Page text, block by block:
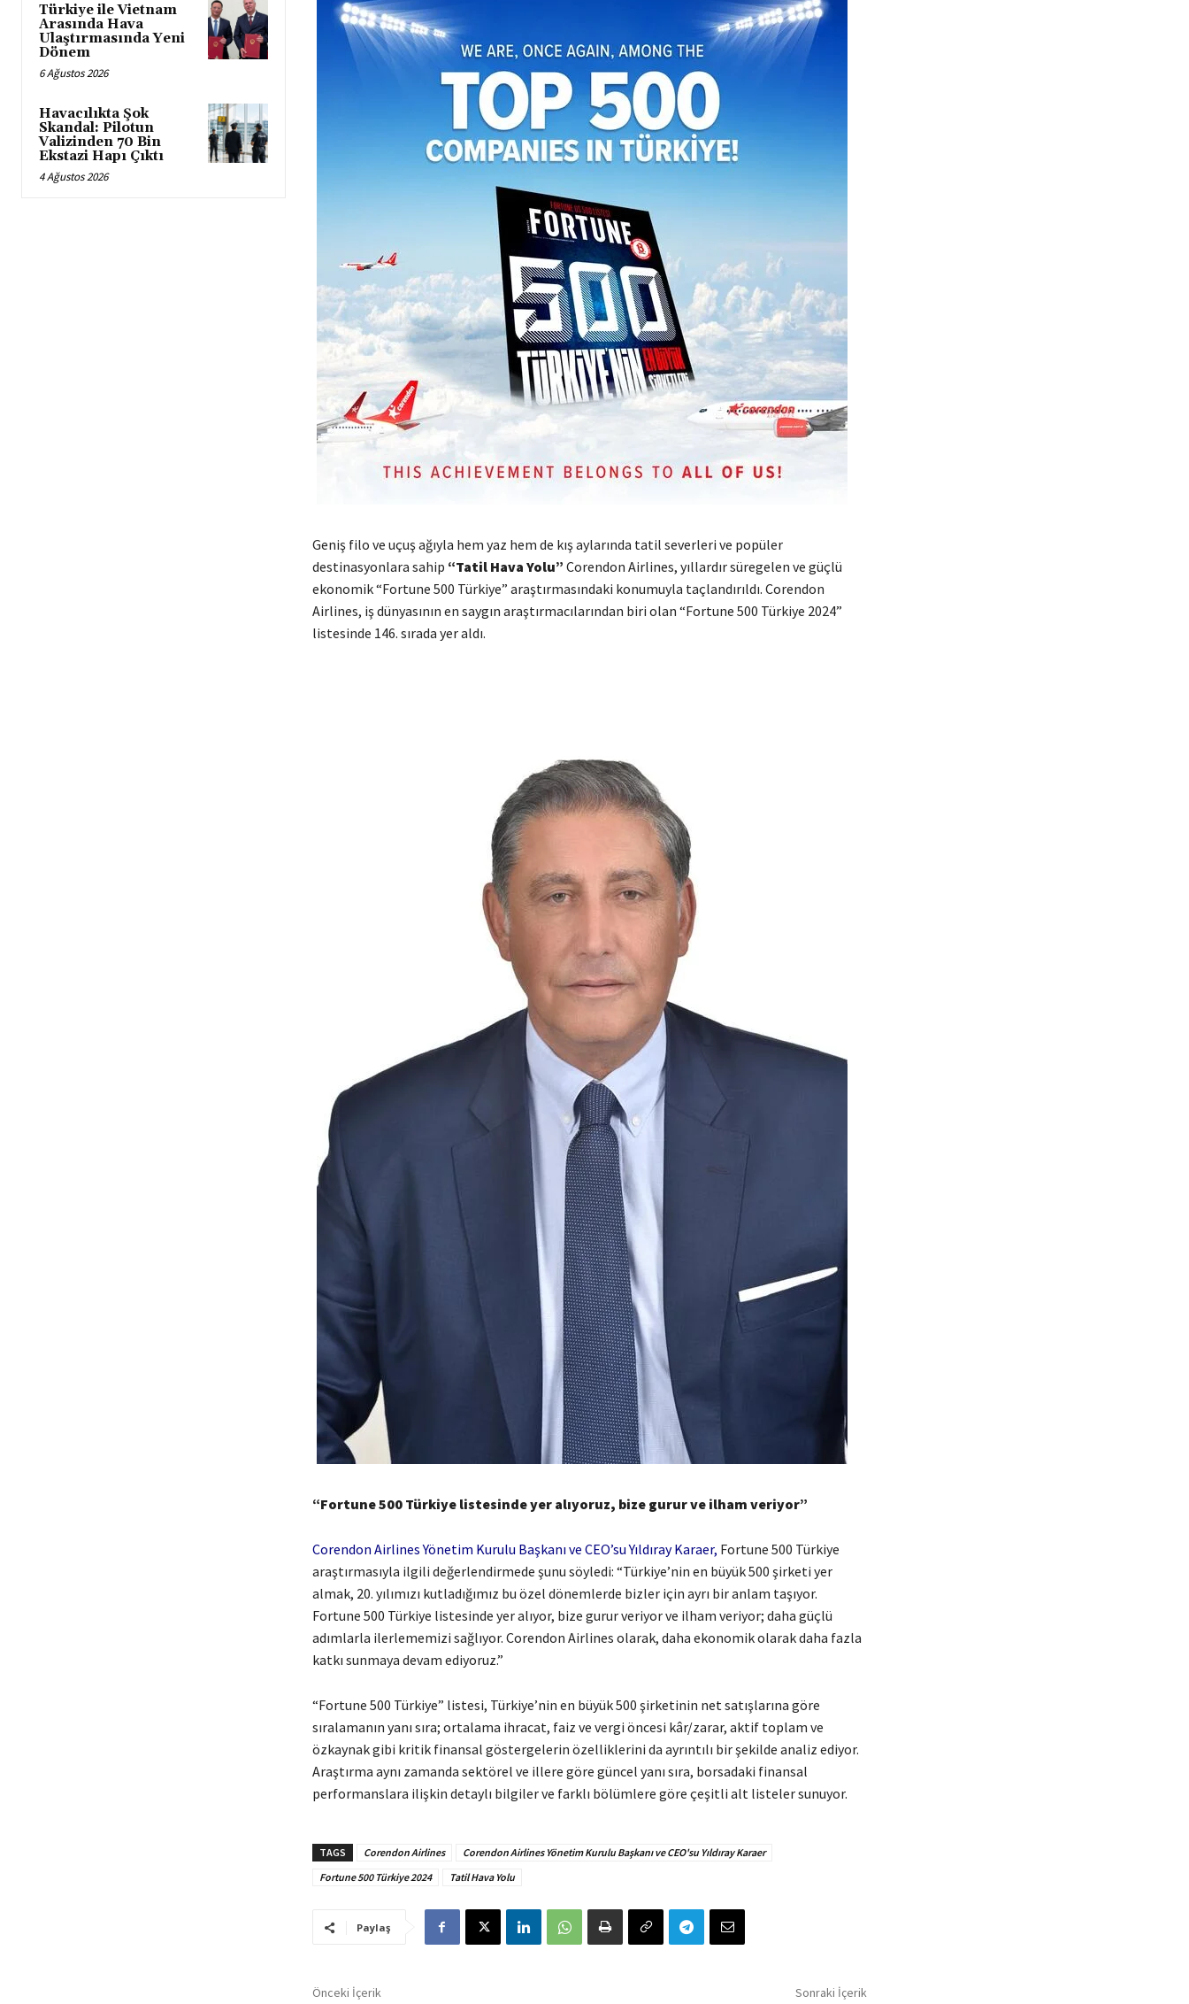
Türkiye ile Vietnam
Arasında Hava
Ulaştırmasında Yeni
Dönem
6 Ağustos 2026
Havacılıkta Şok
Skandal: Pilotun
Valizinden 70 Bin
Ekstazi Hapı Çıktı
4 Ağustos 2026
Geniş filo ve uçuş ağıyla hem yaz hem de kış aylarında tatil severleri ve popüler
destinasyonlara sahip “Tatil Hava Yolu” Corendon Airlines, yıllardır süregelen ve güçlü
ekonomik “Fortune 500 Türkiye” araştırmasındaki konumuyla taçlandırıldı. Corendon
Airlines, iş dünyasının en saygın araştırmacılarından biri olan “Fortune 500 Türkiye 2024”
listesinde 146. sırada yer aldı.
“Fortune 500 Türkiye listesinde yer alıyoruz, bize gurur ve ilham veriyor”
Corendon Airlines Yönetim Kurulu Başkanı ve CEO’su Yıldıray Karaer, Fortune 500 Türkiye
araştırmasıyla ilgili değerlendirmede şunu söyledi: “Türkiye’nin en büyük 500 şirketi yer
almak, 20. yılımızı kutladığımız bu özel dönemlerde bizler için ayrı bir anlam taşıyor.
Fortune 500 Türkiye listesinde yer alıyor, bize gurur veriyor ve ilham veriyor; daha güçlü
adımlarla ilerlememizi sağlıyor. Corendon Airlines olarak, daha ekonomik olarak daha fazla
katkı sunmaya devam ediyoruz.”
“Fortune 500 Türkiye” listesi, Türkiye’nin en büyük 500 şirketinin net satışlarına göre
sıralamanın yanı sıra; ortalama ihracat, faiz ve vergi öncesi kâr/zarar, aktif toplam ve
özkaynak gibi kritik finansal göstergelerin özelliklerini da ayrıntılı bir şekilde analiz ediyor.
Araştırma aynı zamanda sektörel ve illere göre güncel yanı sıra, borsadaki finansal
performanslara ilişkin detaylı bilgiler ve farklı bölümlere göre çeşitli alt listeler sunuyor.
TAGS Corendon Airlines
Corendon Airlines Yönetim Kurulu Başkanı ve CEO'su Yıldıray Karaer
Fortune 500 Türkiye 2024
Tatil Hava Yolu
Paylaş
Önceki İçerik Sonraki İçerik